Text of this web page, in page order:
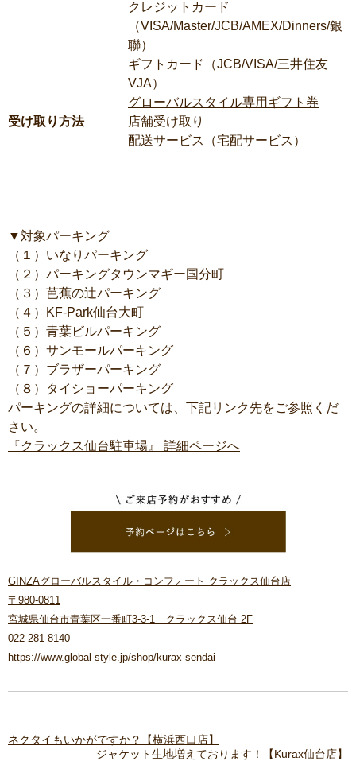
クレジットカード
（VISA/Master/JCB/AMEX/Dinners/銀
聯）
ギフトカード（JCB/VISA/三井住友
VJA）
グローバルスタイル専用ギフト券
受け取り方法
店舗受け取り
配送サービス（宅配サービス）
▼対象パーキング
（１）いなりパーキング
（２）パーキングタウンマギー国分町
（３）芭蕉の辻パーキング
（４）KF-Park仙台大町
（５）青葉ビルパーキング
（６）サンモールパーキング
（７）ブラザーパーキング
（８）タイショーパーキング
パーキングの詳細については、下記リンク先をご参照くだ
さい。
『クラックス仙台駐車場』 詳細ページへ
GINZAグローバルスタイル・コンフォート クラックス仙台店
〒980-0811
宮城県仙台市青葉区一番町3-3-1 クラックス仙台 2F
022-281-8140
https://www.global-style.jp/shop/kurax-sendai
ネクタイもいかがですか？【横浜西口店】
ジャケット生地増えております！【Kurax仙台店】